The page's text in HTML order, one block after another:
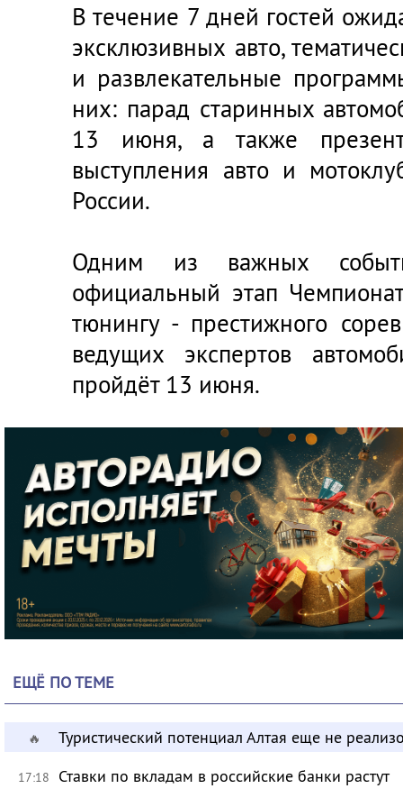
В течение 7 дней гостей
эксклюзивных авто,
и развлекательные
них: парад старинных
13 июня, а также
выступления авто и
России.
Одним из важных
официальный этап
тюнингу - престижного
ведущих экспертов
пройдёт 13 июня.
ЕЩЁ ПО ТЕМЕ
🔥 Туристический потенциал Алтая еще не
17:18 Ставки по вкладам в российские банки растут